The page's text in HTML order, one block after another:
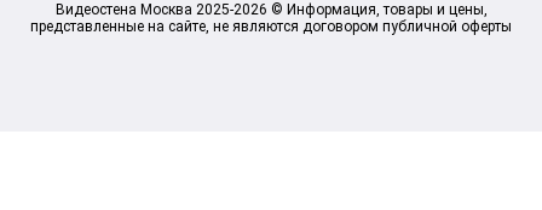
Видеостена Москва 2025-2026 © Информация, товары и цены,
представленные на сайте, не являются договором публичной оферты